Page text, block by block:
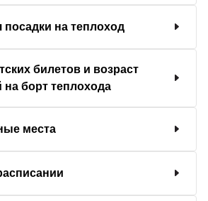
посадки на теплоход
билетов и возраст
на борт теплохода
места